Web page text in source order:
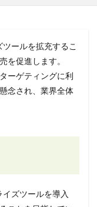
ールを拡充するこ
を促進します。
ーゲティングに利
念され、業界全体
ズツールを導入